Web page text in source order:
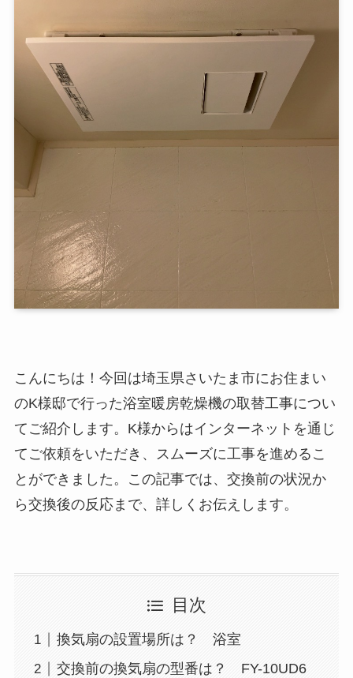
こんにちは！今回は埼玉県さいたま市にお住まい
のK様邸で行った浴室暖房乾燥機の取替工事につい
てご紹介します。K様からはインターネットを通じ
てご依頼をいただき、スムーズに工事を進めるこ
とができました。この記事では、交換前の状況か
ら交換後の反応まで、詳しくお伝えします。
目次
換気扇の設置場所は？ 浴室
交換前の換気扇の型番は？ FY-10UD6